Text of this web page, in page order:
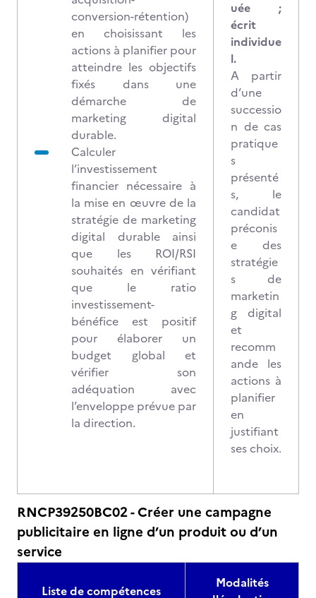
conversion-rétention)
en choisissant les
actions à planifier pour
atteindre les objectifs
fixés dans une
démarche de
marketing digital
durable.
Calculer
l’investissement
financier nécessaire à
la mise en œuvre de la
stratégie de marketing
digital durable ainsi
que les ROI/RSI
souhaités en vérifiant
que le ratio
investissement-
bénéfice est positif
pour élaborer un
budget global et
vérifier son
adéquation avec
l’enveloppe prévue par
la direction.
uée ;
écrit
individue
l.
A partir
d’une
successio
n de cas
pratique
s
présenté
s, le
candidat
préconis
e des
stratégie
s de
marketin
g digital
et
recomm
ande les
actions à
planifier
en
justifiant
ses choix.
RNCP39250BC02 - Créer une campagne
publicitaire en ligne d’un produit ou d’un
service
Liste de compétences
Modalités